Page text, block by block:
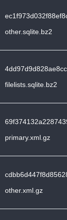
other.sqlite.bz2
filelists.sqlite.bz2
primary.xml.gz
other.xml.gz